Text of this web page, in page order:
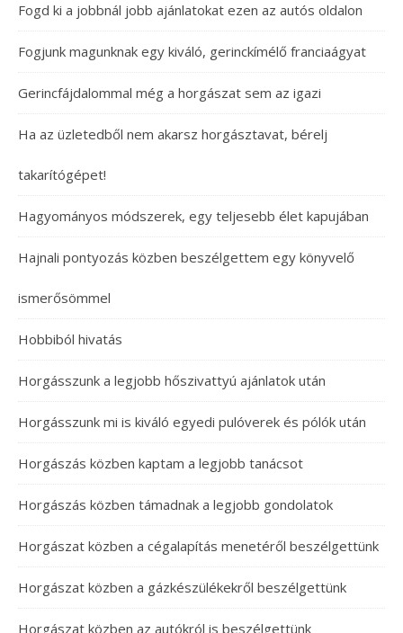
Fogd ki a jobbnál jobb ajánlatokat ezen az autós oldalon
Fogjunk magunknak egy kiváló, gerinckímélő franciaágyat
Gerincfájdalommal még a horgászat sem az igazi
Ha az üzletedből nem akarsz horgásztavat, bérelj
takarítógépet!
Hagyományos módszerek, egy teljesebb élet kapujában
Hajnali pontyozás közben beszélgettem egy könyvelő
ismerősömmel
Hobbiból hivatás
Horgásszunk a legjobb hőszivattyú ajánlatok után
Horgásszunk mi is kiváló egyedi pulóverek és pólók után
Horgászás közben kaptam a legjobb tanácsot
Horgászás közben támadnak a legjobb gondolatok
Horgászat közben a cégalapítás menetéről beszélgettünk
Horgászat közben a gázkészülékekről beszélgettünk
Horgászat közben az autókról is beszélgettünk